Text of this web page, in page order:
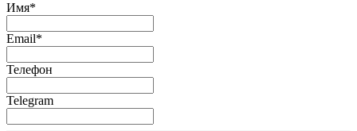
Имя*
Email*
Телефон
Telegram